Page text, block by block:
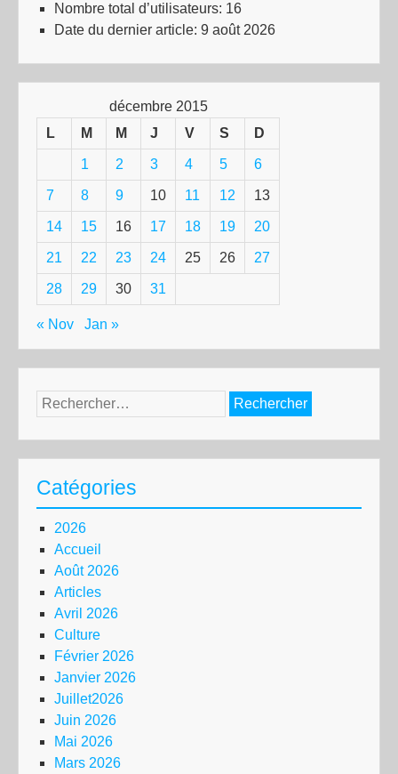
Nombre total d’utilisateurs: 16
Date du dernier article: 9 août 2026
décembre 2015
L
M M J V S D
1 2 3 4 5 6
7 8 9 10 11 12 13
14 15 16 17 18 19 20
21 22 23 24 25 26 27
28 29 30 31
« Nov Jan »
Rechercher :
Catégories
2026
Accueil
Août 2026
Articles
Avril 2026
Culture
Février 2026
Janvier 2026
Juillet2026
Juin 2026
Mai 2026
Mars 2026